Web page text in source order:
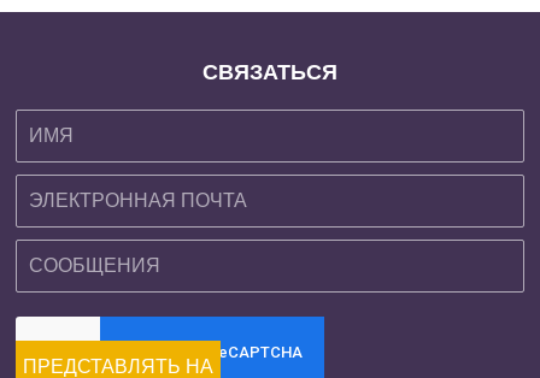
СВЯЗАТЬСЯ
ПРЕДСТАВЛЯТЬ НА